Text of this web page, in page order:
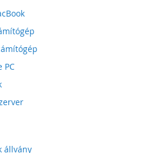
PC
állvány